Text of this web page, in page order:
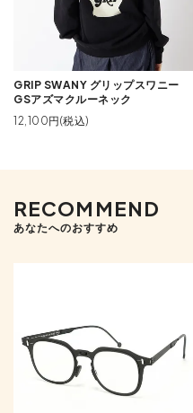
GRIP SWANY グリップスワニー
GSアズマクルーネック
12,100円(税込)
RECOMMEND
あなたへのおすすめ